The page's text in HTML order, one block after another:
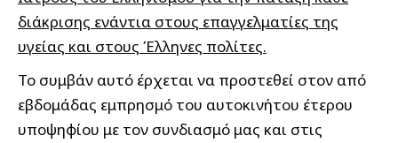
διάκρισης ενάντια στους επαγγελματίες της
υγείας και στους Έλληνες πολίτες.
Το συμβάν αυτό έρχεται να προστεθεί στον από
εβδομάδας εμπρησμό του αυτοκινήτου έτερου
υποψηφίου με τον συνδιασμό μας και στις